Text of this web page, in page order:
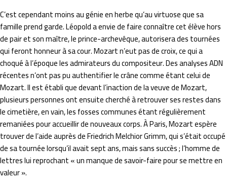
C’est cependant moins au génie en herbe qu’au virtuose que sa
famille prend garde. Léopold a envie de faire connaître cet élève hors
de pair et son maître, le prince-archevêque, autorisera des tournées
qui feront honneur à sa cour. Mozart n’eut pas de croix, ce qui a
choqué à l’époque les admirateurs du compositeur. Des analyses ADN
récentes n’ont pas pu authentifier le crâne comme étant celui de
Mozart. Il est établi que devant l’inaction de la veuve de Mozart,
plusieurs personnes ont ensuite cherché à retrouver ses restes dans
le cimetière, en vain, les fosses communes étant régulièrement
remaniées pour accueillir de nouveaux corps. À Paris, Mozart espère
trouver de l’aide auprès de Friedrich Melchior Grimm, qui s’était occupé
de sa tournée lorsqu’il avait sept ans, mais sans succès ; l’homme de
lettres lui reprochant « un manque de savoir-faire pour se mettre en
valeur ».